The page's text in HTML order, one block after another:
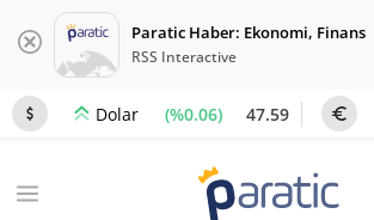
Paratic Haber: Ekonomi, Finans
RSS Interactive
Dolar (%0.06) 47.59